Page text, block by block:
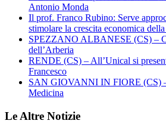
Antonio Monda
Il prof. Franco Rubino: Serve
stimolare la crescita economica
SPEZZANO ALBANESE (CS) –
dell’Arberia
RENDE (CS) – All’Unical si
Francesco
SAN GIOVANNI IN FIORE (CS)
Medicina
Le Altre Notizie